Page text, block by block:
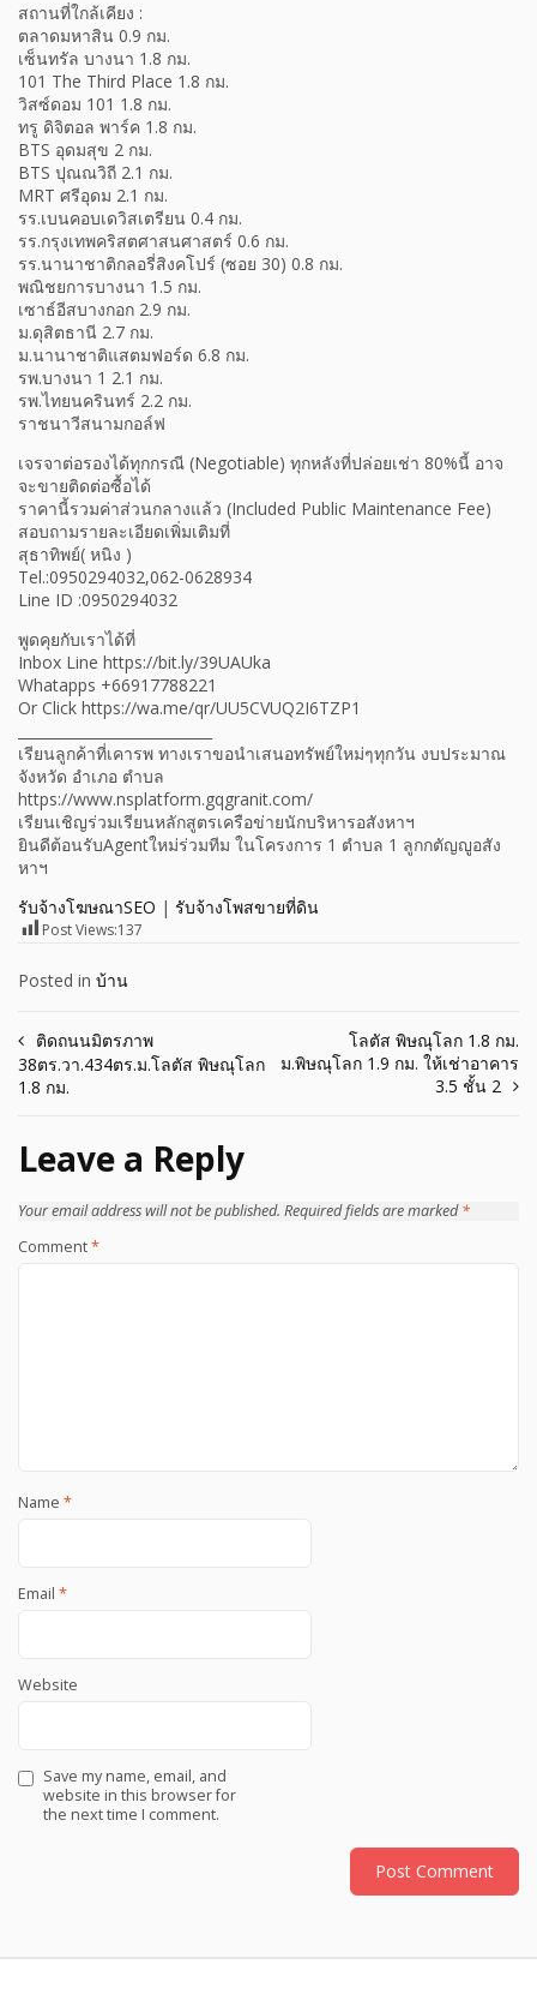
สถานที่ใกล้เคียง :
ตลาดมหาสิน 0.9 กม.
เซ็นทรัล บางนา 1.8 กม.
101 The Third Place 1.8 กม.
วิสซ์ดอม 101 1.8 กม.
ทรู ดิจิตอล พาร์ค 1.8 กม.
BTS อุดมสุข 2 กม.
BTS ปุณณวิถี 2.1 กม.
MRT ศรีอุดม 2.1 กม.
รร.เบนคอบเดวิสเตรียน 0.4 กม.
รร.กรุงเทพคริสตศาสนศาสตร์ 0.6 กม.
รร.นานาชาติกลอรี่สิงคโปร์ (ซอย 30) 0.8 กม.
พณิชยการบางนา 1.5 กม.
เซาธ์อีสบางกอก 2.9 กม.
ม.ดุสิตธานี 2.7 กม.
ม.นานาชาติแสตมฟอร์ด 6.8 กม.
รพ.บางนา 1 2.1 กม.
รพ.ไทยนครินทร์ 2.2 กม.
ราชนาวีสนามกอล์ฟ
เจรจาต่อรองได้ทุกกรณี (Negotiable) ทุกหลังที่ปล่อยเช่า 80%นี้ อาจ
จะขายติดต่อซื้อได้
ราคานี้รวมค่าส่วนกลางแล้ว (Included Public Maintenance Fee)
สอบถามรายละเอียดเพิ่มเติมที่
สุธาทิพย์( หนิง )
Tel.:0950294032,062-0628934
Line ID :0950294032
พูดคุยกับเราได้ที่
Inbox Line https://bit.ly/39UAUka
Whatapps +66917788221
Or Click https://wa.me/qr/UU5CVUQ2I6TZP1
เรียนลูกค้าที่เคารพ ทางเราขอนำเสนอทรัพย์ใหม่ๆทุกวัน งบประมาณ
จังหวัด อำเภอ ตำบล
https://www.nsplatform.gqgranit.com/
เรียนเชิญร่วมเรียนหลักสูตรเครือข่ายนักบริหารอสังหาฯ
ยินดีต้อนรับAgentใหม่ร่วมทีม ในโครงการ 1 ตำบล 1 ลูกกตัญญูอสัง
หาฯ
รับจ้างโฆษณาSEO | รับจ้างโพสขายที่ดิน
Post Views:137
Posted in บ้าน
Post
navigation
ติดถนนมิตรภาพ
38ตร.วา.434ตร.ม.โลตัส พิษณุโลก
1.8 กม.
โลตัส พิษณุโลก 1.8 กม.
ม.พิษณุโลก 1.9 กม. ให้เช่าอาคาร
3.5 ชั้น 2
Leave a Reply
Your email address will not be published. Required fields are marked*
Comment*
Name *
Email *
Website
Save my name, email, and
website in this browser for
the next time I comment.